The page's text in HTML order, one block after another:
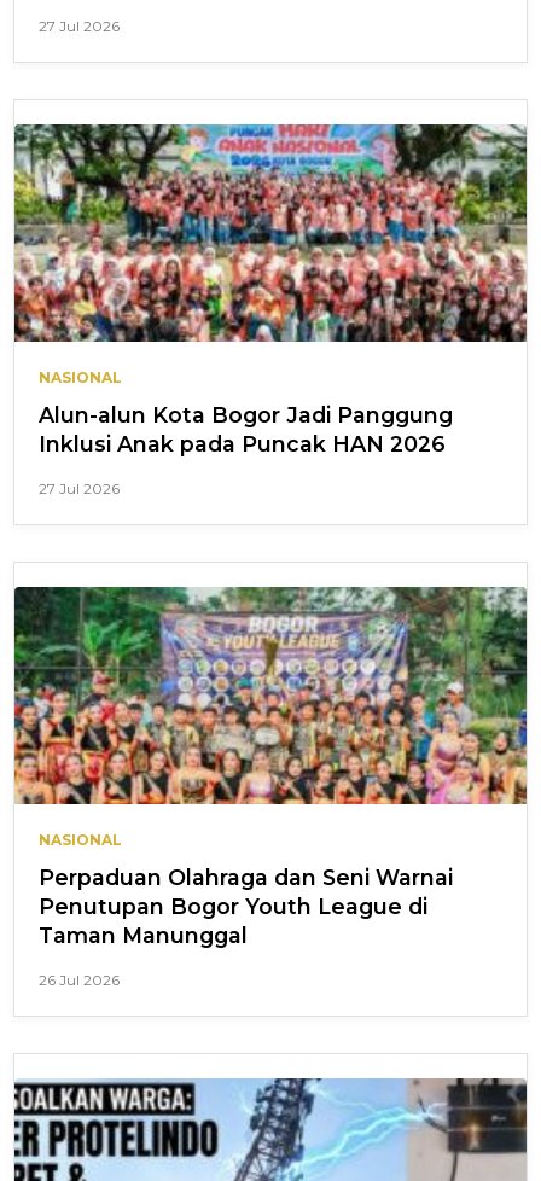
27 Jul 2026
NASIONAL
Alun-alun Kota Bogor Jadi Panggung
Inklusi Anak pada Puncak HAN 2026
27 Jul 2026
NASIONAL
Perpaduan Olahraga dan Seni Warnai
Penutupan Bogor Youth League di
Taman Manunggal
26 Jul 2026